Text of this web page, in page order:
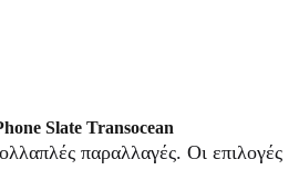
Slate Transocean
παραλλαγές. Οι επιλογές